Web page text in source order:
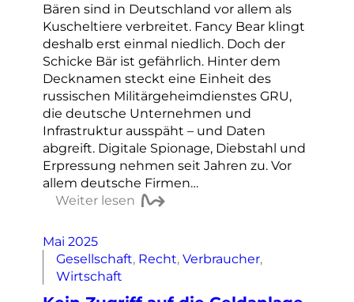
Bären sind in Deutschland vor allem als
Kuscheltiere verbreitet. Fancy Bear klingt
deshalb erst einmal niedlich. Doch der
Schicke Bär ist gefährlich. Hinter dem
Decknamen steckt eine Einheit des
russischen Militärgeheimdienstes GRU,
die deutsche Unternehmen und
Infrastruktur ausspäht – und Daten
abgreift. Digitale Spionage, Diebstahl und
Erpressung nehmen seit Jahren zu. Vor
allem deutsche Firmen…
Weiter lesen
Mai 2025
Gesellschaft, Recht, Verbraucher
Wirtschaft